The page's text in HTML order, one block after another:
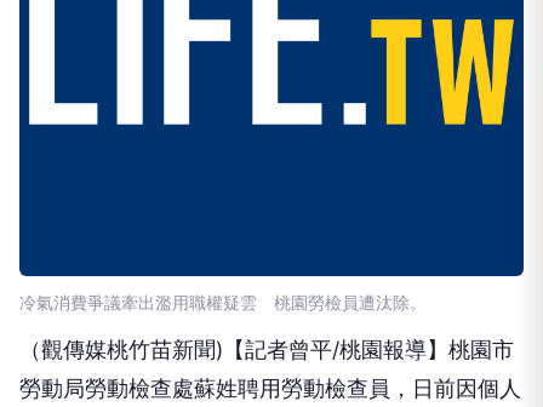
冷氣消費爭議牽出濫用職權疑雲 桃園勞檢員遭汰除。
（觀傳媒桃竹苗新聞)【記者曾平/桃園報導】桃園市
勞動局勞動檢查處蘇姓聘用勞動檢查員，日前因個人